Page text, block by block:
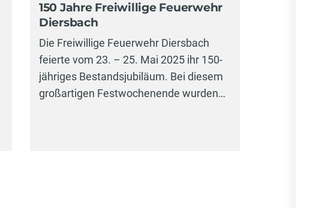
150 Jahre Freiwillige Feuerwehr
Diersbach
Die Freiwillige Feuerwehr Diersbach
feierte vom 23. – 25. Mai 2025 ihr 150-
jähriges Bestandsjubiläum. Bei diesem
großartigen Festwochenende wurden…